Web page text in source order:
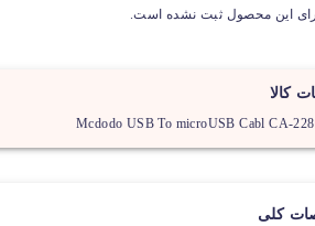
این محصول ثبت نشده است.
کالا
Mcdodo USB To microUSB Cabl CA-
کلی